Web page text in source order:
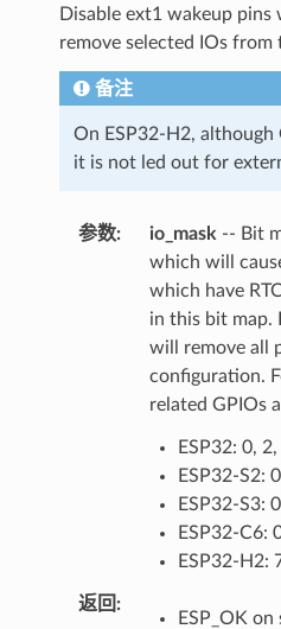
Disable ext1 wakeup pins
remove selected IOs from
备注
On ESP32-H2, although
it is not led out for
参数: io_mask -- Bit
which will
which have
in this bit map.
will remove all
configuration.
related GPIOs
ESP32: 0,
ESP32-S2:
ESP32-S3:
ESP32-C6:
ESP32-H2:
返回 :
ESP_OK on